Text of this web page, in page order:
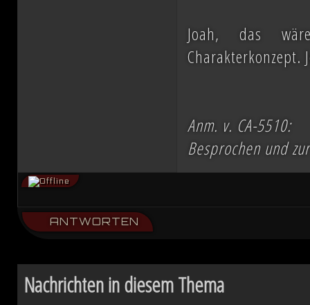
Joah, das
Charakterkonzept.
Anm. v. CA-5510:
Besprochen und
ANTWORTEN
Nachrichten in diesem Thema